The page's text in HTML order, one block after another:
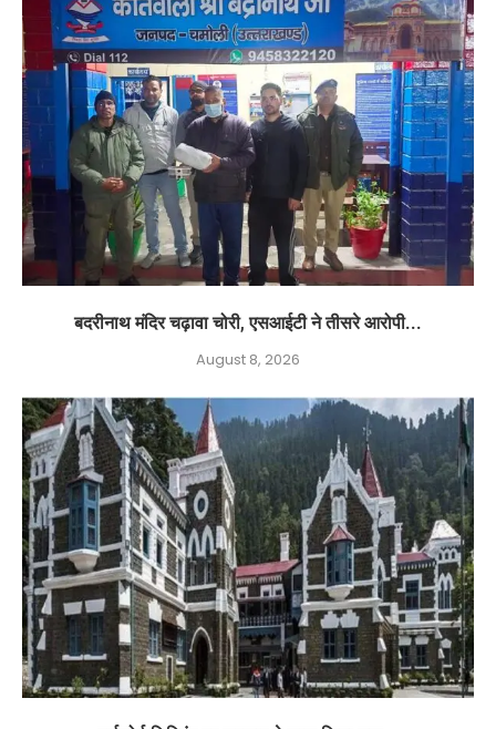
बदरीनाथ मंदिर चढ़ावा चोरी, एसआईटी ने तीसरे आरोपी...
August 8, 2026